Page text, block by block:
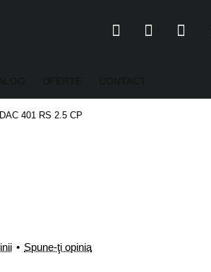
401 RS 2.5 CP
• Spune-ţi opinia